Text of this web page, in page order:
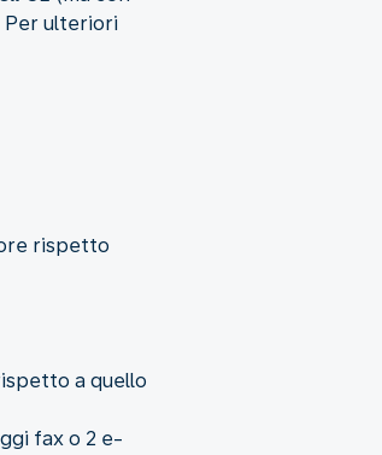
Per ulteriori
rispetto
a quello
fax o 2 e-